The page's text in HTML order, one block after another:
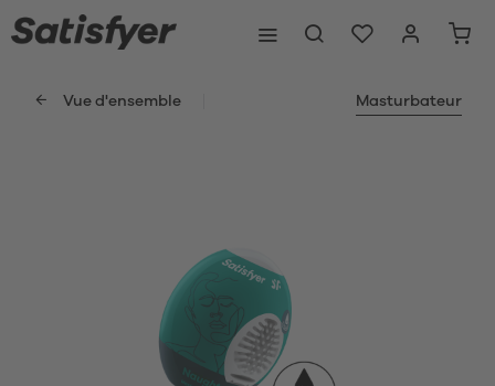
Vue d'ensemble Masturbateur